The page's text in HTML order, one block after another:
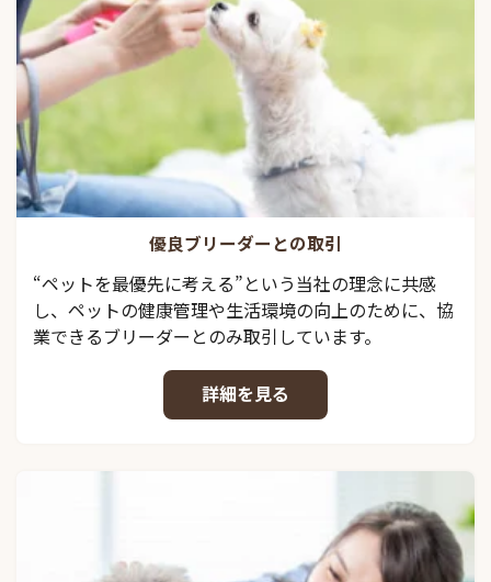
優良ブリーダーとの取引
“ペットを最優先に考える”という当社の理念に共感
し、ペットの健康管理や生活環境の向上のために、協
業できるブリーダーとのみ取引しています。
詳細を見る